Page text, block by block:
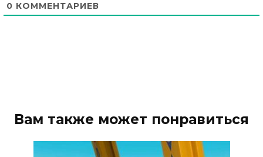
0 КОММЕНТАРИЕВ
Вам также может понравиться